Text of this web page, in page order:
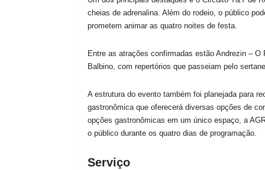
cheias de adrenalina. Além do rodeio, o público
prometem animar as quatro noites de festa.
Entre as atrações confirmadas estão Andrezin –
Balbino, com repertórios que passeiam pelo
A estrutura do evento também foi planejada para
gastronômica que oferecerá diversas opções de
opções gastronômicas em um único espaço, a
o público durante os quatro dias de programação.
Serviço